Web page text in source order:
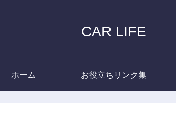
CAR LIFE
ホーム お役立ちリンク集